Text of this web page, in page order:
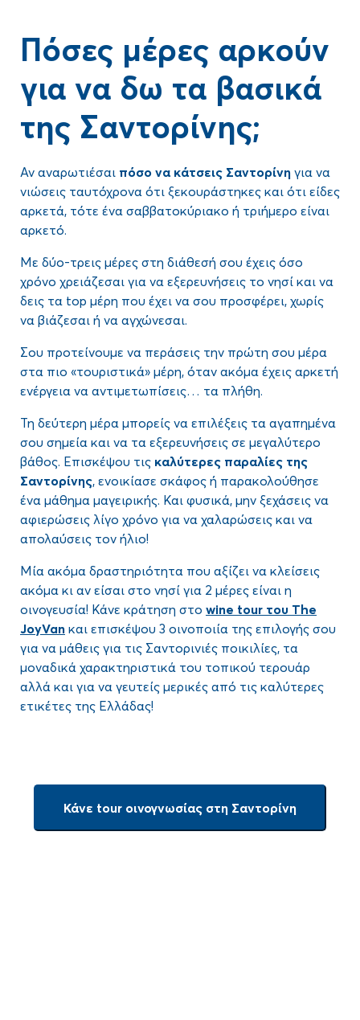
Πόσες μέρες αρκούν
για να δω τα βασικά
της Σαντορίνης;
Αν αναρωτιέσαι πόσο να κάτσεις Σαντορίνη για να
νιώσεις ταυτόχρονα ότι ξεκουράστηκες και ότι είδες
αρκετά, τότε ένα σαββατοκύριακο ή τριήμερο είναι
αρκετό.
Με δύο-τρεις μέρες στη διάθεσή σου έχεις όσο
χρόνο χρειάζεσαι για να εξερευνήσεις το νησί και να
δεις τα top μέρη που έχει να σου προσφέρει, χωρίς
να βιάζεσαι ή να αγχώνεσαι.
Σου προτείνουμε να περάσεις την πρώτη σου μέρα
στα πιο «τουριστικά» μέρη, όταν ακόμα έχεις αρκετή
ενέργεια να αντιμετωπίσεις… τα πλήθη.
Τη δεύτερη μέρα μπορείς να επιλέξεις τα αγαπημένα
σου σημεία και να τα εξερευνήσεις σε μεγαλύτερο
βάθος. Επισκέψου τις καλύτερες παραλίες της
Σαντορίνης, ενοικίασε σκάφος ή παρακολούθησε
ένα μάθημα μαγειρικής. Και φυσικά, μην ξεχάσεις να
αφιερώσεις λίγο χρόνο για να χαλαρώσεις και να
απολαύσεις τον ήλιο!
Μία ακόμα δραστηριότητα που αξίζει να κλείσεις
ακόμα κι αν είσαι στο νησί για 2 μέρες είναι η
οινογευσία! Κάνε κράτηση στο wine tour του The
JoyVan και επισκέψου 3 οινοποιία της επιλογής σου
για να μάθεις για τις Σαντορινιές ποικιλίες, τα
μοναδικά χαρακτηριστικά του τοπικού τερουάρ
αλλά και για να γευτείς μερικές από τις καλύτερες
ετικέτες της Ελλάδας!
Κάνε tour οινογνωσίας στη Σαντορίνη